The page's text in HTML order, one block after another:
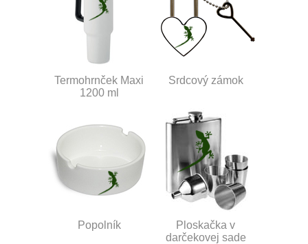
Termohrnček Maxi
1200 ml
Srdcový zámok
Popolník
Ploskačka v
darčekovej sade